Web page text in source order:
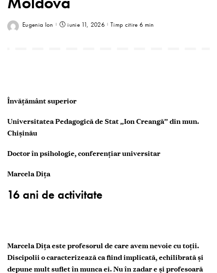
Eugenia Ion iunie 11, 2026 Timp citire 6 min
Învățământ superior
Universitatea Pedagogică de Stat „Ion Creangă” din mun.